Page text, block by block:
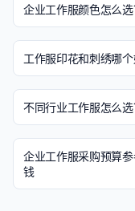
企业工作服颜色怎么
工作服印花和刺绣哪
不同行业工作服怎么
企业工作服采购预算
钱